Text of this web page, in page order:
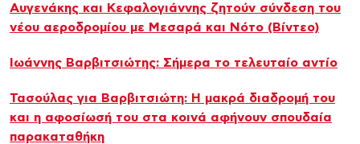
Αυγενάκης και Κεφαλογιάννης ζητούν σύνδεση του
νέου αεροδρομίου με Μεσαρά και Νότο (Βίντεο)
Ιωάννης Βαρβιτσιώτης: Σήμερα το τελευταίο αντίο
Τασούλας για Βαρβιτσιώτη: Η μακρά διαδρομή του
και η αφοσίωσή του στα κοινά αφήνουν σπουδαία
παρακαταθήκη